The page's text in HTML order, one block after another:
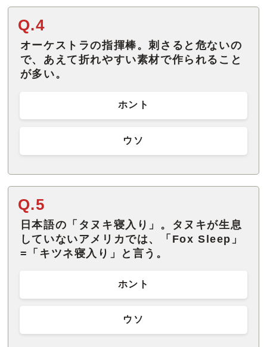
Q.4
オーケストラの指揮棒。刺さると危ないの
で、あえて折れやすい素材で作られること
が多い。
ホント
ウソ
Q.5
日本語の「タヌキ寝入り」。タヌキが生息
していないアメリカでは、「Fox Sleep」
=「キツネ寝入り」と言う。
ホント
ウソ